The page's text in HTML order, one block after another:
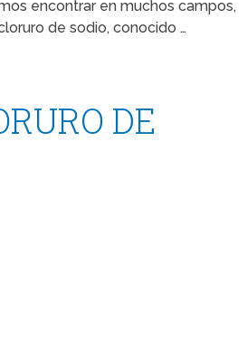
encontrar en muchos campos,
de sodio, conocido …
DE